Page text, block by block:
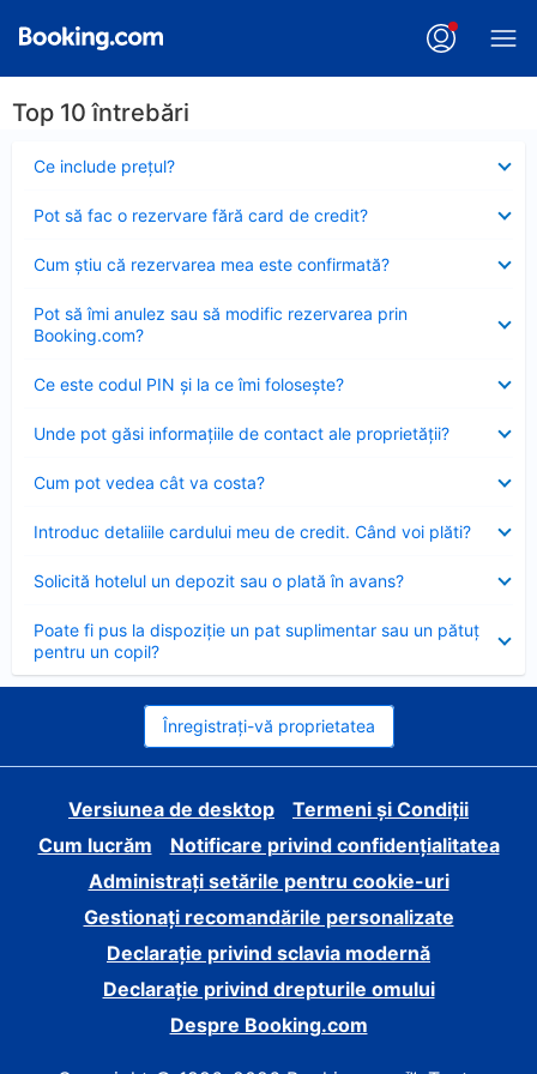
Top 10 întrebări
Ce include preţul?
închis
Pot să fac o rezervare fără card de credit?
închis
Cum ştiu că rezervarea mea este confirmată?
închis
Pot să îmi anulez sau să modific rezervarea prin
Booking.com?
închis
Ce este codul PIN şi la ce îmi foloseşte?
închis
Unde pot găsi informațiile de contact ale proprietății?
închis
Cum pot vedea cât va costa?
închis
Introduc detaliile cardului meu de credit. Când voi plăti?
închis
Solicită hotelul un depozit sau o plată în avans?
închis
Poate fi pus la dispoziție un pat suplimentar sau un pătuț
pentru un copil?
închis
Înregistrați-vă proprietatea
Versiunea de desktop
Termeni și Condiții
Cum lucrăm
Notificare privind confidențialitatea
Administrați setările pentru cookie-uri
Gestionați recomandările personalizate
Declarație privind sclavia modernă
Declarație privind drepturile omului
Despre Booking.com